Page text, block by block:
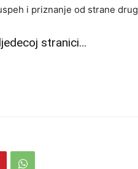
i priznanje od strane
stranici…